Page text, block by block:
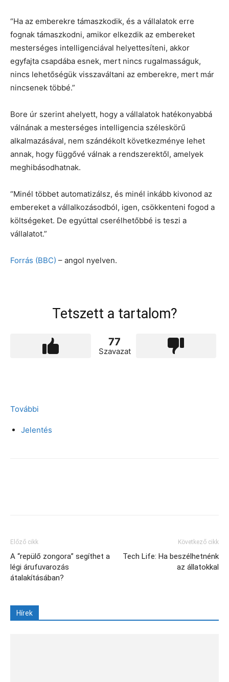
“Ha az emberekre támaszkodik, és a vállalatok erre
fognak támaszkodni, amikor elkezdik az embereket
mesterséges intelligenciával helyettesíteni, akkor
egyfajta csapdába esnek, mert nincs rugalmasságuk,
nincs lehetőségük visszaváltani az emberekre, mert már
nincsenek többé.”
Bore úr szerint ahelyett, hogy a vállalatok hatékonyabbá
válnának a mesterséges intelligencia széleskörű
alkalmazásával, nem szándékolt következménye lehet
annak, hogy függővé válnak a rendszerektől, amelyek
meghibásodhatnak.
“Minél többet automatizálsz, és minél inkább kivonod az
embereket a vállalkozásodból, igen, csökkenteni fogod a
költségeket. De egyúttal cserélhetőbbé is teszi a
vállalatot.”
Forrás (BBC) – angol nyelven.
Tetszett a tartalom?
77
Szavazat
További
Jelentés
Előző cikk
A “repülő zongora” segíthet a
légi árufuvarozás
átalakításában?
Következő cikk
Tech Life: Ha beszélhetnénk
az állatokkal
Hírek